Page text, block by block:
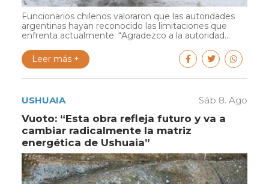
Funcionarios chilenos valoraron que las autoridades
argentinas hayan reconocido las limitaciones que
enfrenta actualmente. “Agradezco a la autoridad...
Leer más +
USHUAIA Sáb 8. Ago
Vuoto: “Esta obra refleja futuro y va a
cambiar radicalmente la matriz
energética de Ushuaia”